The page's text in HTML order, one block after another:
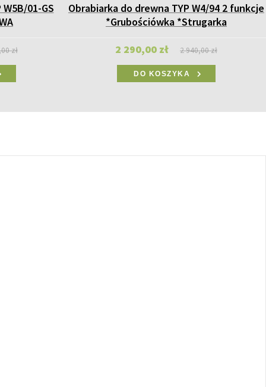
01-GS
zł
Obrabiarka do drewna TYP W4/94 2 funkcje
*Grubościówka *Strugarka
2 290,00 zł 2 940,00 zł
DO KOSZYKA